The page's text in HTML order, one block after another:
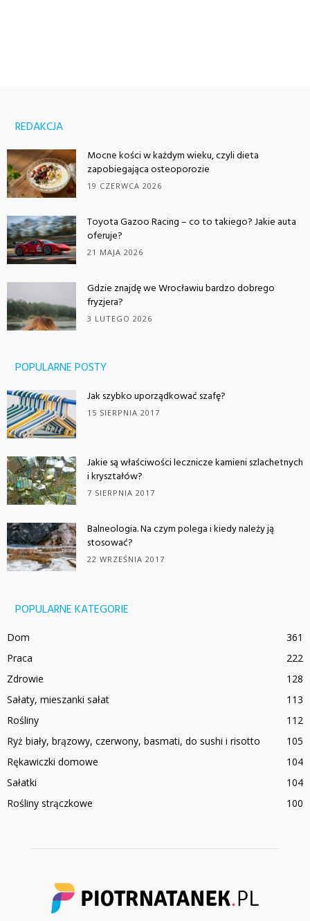
REDAKCJA
Mocne kości w każdym wieku, czyli dieta
zapobiegająca osteoporozie
19 CZERWCA 2026
Toyota Gazoo Racing – co to takiego? Jakie auta
oferuje?
21 MAJA 2026
Gdzie znajdę we Wrocławiu bardzo dobrego
fryzjera?
3 LUTEGO 2026
POPULARNE POSTY
Jak szybko uporządkować szafę?
15 SIERPNIA 2017
Jakie są właściwości lecznicze kamieni szlachetnych
i kryształów?
7 SIERPNIA 2017
Balneologia. Na czym polega i kiedy należy ją
stosować?
22 WRZEŚNIA 2017
POPULARNE KATEGORIE
Dom
361
Praca
222
Zdrowie
128
Sałaty, mieszanki sałat
113
Rośliny
112
Ryż biały, brązowy, czerwony, basmati, do sushi i risotto
105
Rękawiczki domowe
104
Sałatki
104
Rośliny strączkowe
100